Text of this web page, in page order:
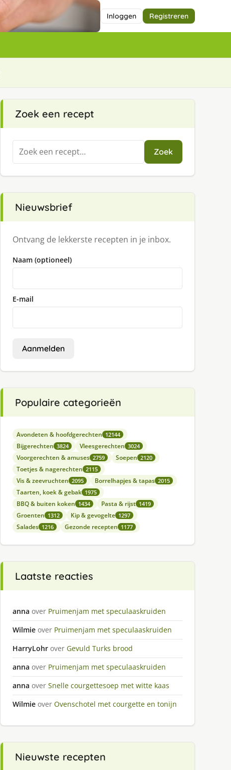
Inloggen Registreren
Zoek een recept
Zoeken
naar:
Zoek
Nieuwsbrief
Ontvang de lekkerste recepten in je inbox.
Naam (optioneel)
E-mail
Aanmelden
Populaire categorieën
Avondeten & hoofdgerechten 12144
Bijgerechten 3824 Vleesgerechten 3024
Voorgerechten & amuses 2759 Soepen 2120
Toetjes & nagerechten 2115
Vis & zeevruchten 2095 Borrelhapjes & tapas 2015
Taarten, koek & gebak 1975
BBQ & buiten koken 1434 Pasta & rijst 1419
Groenten 1312 Kip & gevogelte 1297
Salades 1216 Gezonde recepten 1177
Laatste reacties
anna over Pruimenjam met speculaaskruiden
Wilmie over Pruimenjam met speculaaskruiden
HarryLohr over Gevuld Turks brood
anna over Pruimenjam met speculaaskruiden
anna over Snelle courgettesoep met witte kaas
Wilmie over Ovenschotel met courgette en tonijn
Nieuwste recepten